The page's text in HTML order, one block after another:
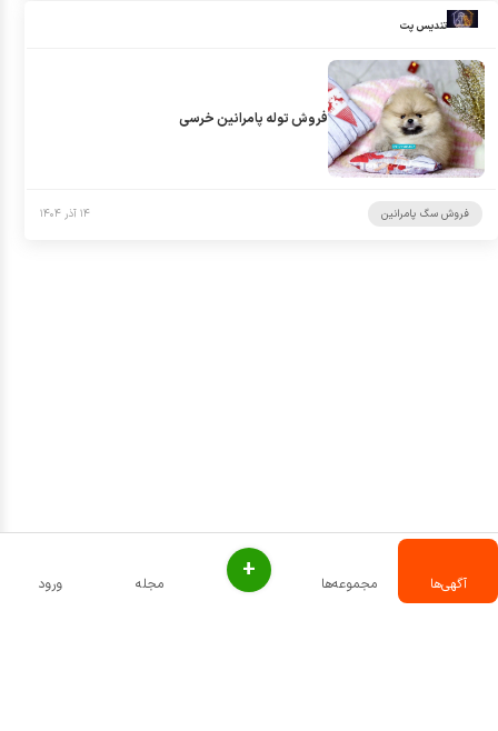
تندیس پت
فروش توله پامرانین خرسی
فروش سگ پامرانین ۱۴ آذر ۱۴۰۴
ورود مجله + مجموعه‌ها آگهی‌ها